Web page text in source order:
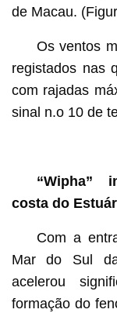
de Macau.
Os ventos
registados nas
com rajadas
sinal n.o 10 de
“Wipha”
costa do
Com a
Mar do Sul
acelerou
formação do